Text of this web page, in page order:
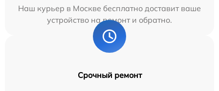
Наш курьер в Москве бесплатно доставит ваше
устройство на ремонт и обратно.
Срочный ремонт